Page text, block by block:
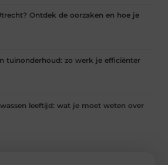
Ontdek de oorzaken en hoe je
tuinonderhoud: zo werk je efficiënter
leeftijd: wat je moet weten over